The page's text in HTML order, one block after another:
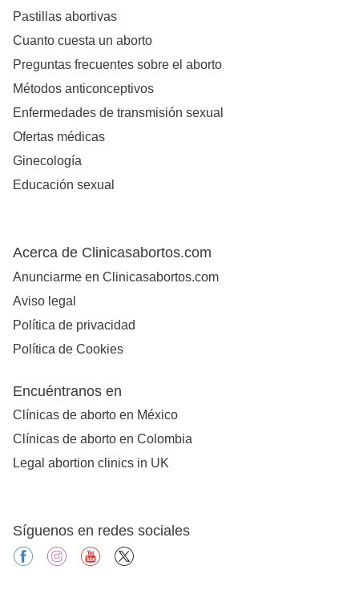
Pastillas abortivas
Cuanto cuesta un aborto
Preguntas frecuentes sobre el aborto
Métodos anticonceptivos
Enfermedades de transmisión sexual
Ofertas médicas
Ginecología
Educación sexual
Acerca de Clinicasabortos.com
Anunciarme en Clinicasabortos.com
Aviso legal
Política de privacidad
Política de Cookies
Encuéntranos en
Clínicas de aborto en México
Clínicas de aborto en Colombia
Legal abortion clinics in UK
Síguenos en redes sociales
facebookinstagramyoutube